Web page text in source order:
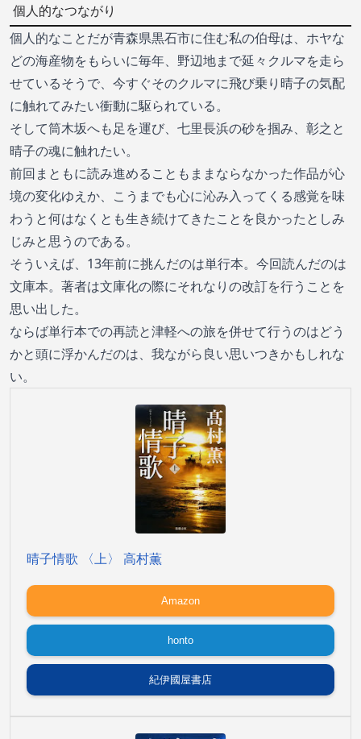
個人的なつながり
個人的なことだが青森県黒石市に住む私の伯母は、ホヤな
どの海産物をもらいに毎年、野辺地まで延々クルマを走ら
せているそうで、今すぐそのクルマに飛び乗り晴子の気配
に触れてみたい衝動に駆られている。
そして筒木坂へも足を運び、七里長浜の砂を掴み、彰之と
晴子の魂に触れたい。
前回まともに読み進めることもままならなかった作品が心
境の変化ゆえか、こうまでも心に沁み入ってくる感覚を味
わうと何はなくとも生き続けてきたことを良かったとしみ
じみと思うのである。
そういえば、13年前に挑んだのは単行本。今回読んだのは
文庫本。著者は文庫化の際にそれなりの改訂を行うことを
思い出した。
ならば単行本での再読と津軽への旅を併せて行うのはどう
かと頭に浮かんだのは、我ながら良い思いつきかもしれな
い。
晴子情歌 〈上〉 高村薫
Amazon
honto
紀伊國屋書店